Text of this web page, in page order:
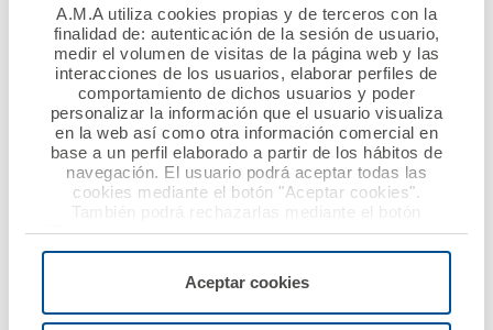
A.M.A utiliza cookies propias y de terceros con la
finalidad de: autenticación de la sesión de usuario,
medir el volumen de visitas de la página web y las
interacciones de los usuarios, elaborar perfiles de
comportamiento de dichos usuarios y poder
personalizar la información que el usuario visualiza
en la web así como otra información comercial en
base a un perfil elaborado a partir de los hábitos de
navegación. El usuario podrá aceptar todas las
cookies mediante el botón "Aceptar cookies".
También podrá rechazarlas mediante el botón
"Rechazar", donde se rechazarán todas las cookies
menos las necesarias para permitir el acceso a los
configurarlas usando el botón “Personalizar".
Aceptar cookies
28 mayo 2021
A.M.A. aumenta su
hasta superar los 12
millones de euros
18 mayo 2021
Acuerdo de
Colegio de Enfermería
de Teruel y A.M.A.